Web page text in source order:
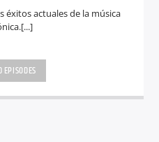
éxitos actuales de la música